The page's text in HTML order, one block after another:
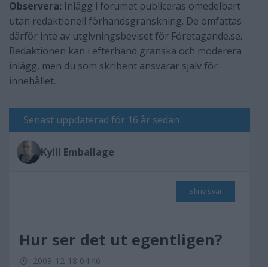
Observera: Inlägg i forumet publiceras omedelbart
utan redaktionell förhandsgranskning. De omfattas
därför inte av utgivningsbeviset för Företagande.se.
Redaktionen kan i efterhand granska och moderera
inlägg, men du som skribent ansvarar själv för
innehållet.
Senast uppdaterad för 16 år sedan
Kylli Emballage
Skriv svar
Hur ser det ut egentligen?
2009-12-18 04:46